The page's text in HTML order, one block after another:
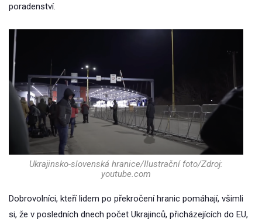
poradenství.
Ukrajinsko-slovenská hranice/Ilustrační foto/Zdroj:
youtube.com
Dobrovolníci, kteří lidem po překročení hranic pomáhají, všimli
si, že v posledních dnech počet Ukrajinců, přicházejících do EU,